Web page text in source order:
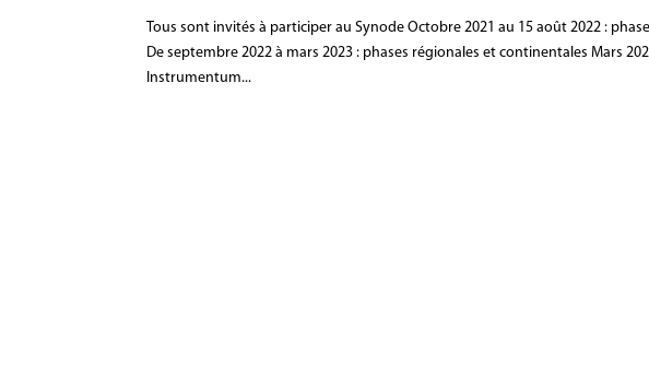
Tous sont invités à participer au Synode Octobre 2021 au 15 août 2022 :
De septembre 2022 à mars 2023 : phases régionales et continentales Mars
Instrumentum...